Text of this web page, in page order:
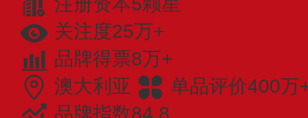
关注度25万+
品牌得票8万+
澳大利亚
单品评价400万
品牌指数84.8